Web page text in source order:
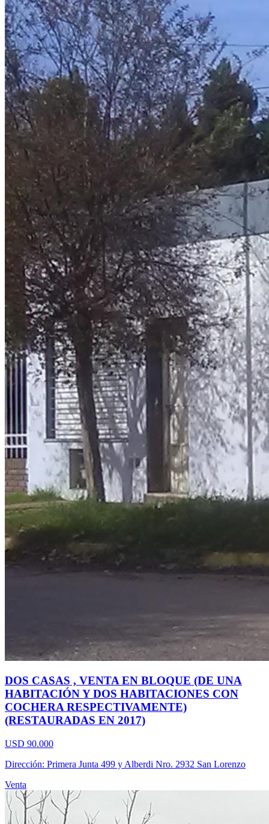
DOS CASAS , VENTA EN BLOQUE (DE UNA
HABITACIÓN Y DOS HABITACIONES CON
COCHERA RESPECTIVAMENTE)
(RESTAURADAS EN 2017)
USD 90.000
Dirección: Primera Junta 499 y Alberdi Nro. 2932 San Lorenzo
Venta